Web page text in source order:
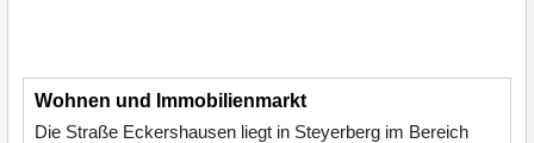
Wohnen und Immobilienmarkt
Die Straße Eckershausen liegt in Steyerberg im Bereich